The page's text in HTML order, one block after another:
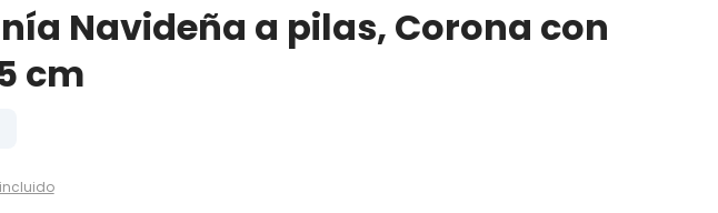
Navideña a pilas, Corona con
cm
incluido